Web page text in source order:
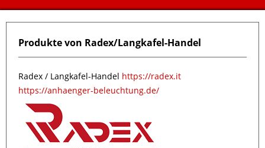
Produkte von Radex/Langkafel-Handel
Radex / Langkafel-Handel https://radex.it
https://anhaenger-beleuchtung.de/